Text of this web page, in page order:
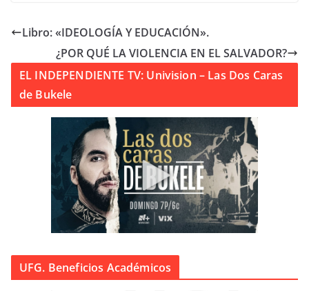
Libro: «IDEOLOGÍA Y EDUCACIÓN».
¿POR QUÉ LA VIOLENCIA EN EL SALVADOR?
EL INDEPENDIENTE TV: Univision – Las Dos Caras
de Bukele
UFG. Beneficios Académicos